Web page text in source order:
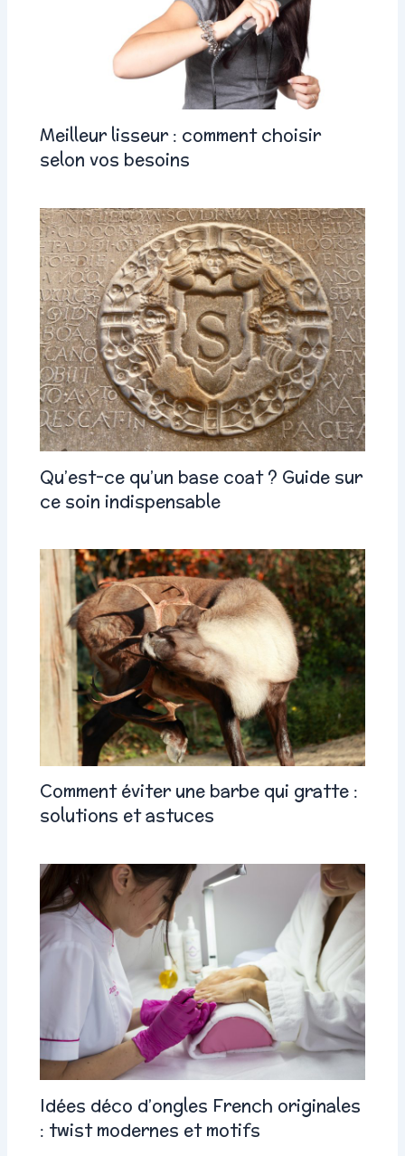
Meilleur lisseur : comment choisir
selon vos besoins
Qu’est-ce qu’un base coat ? Guide sur
ce soin indispensable
Comment éviter une barbe qui gratte :
solutions et astuces
Idées déco d’ongles French originales
: twist modernes et motifs